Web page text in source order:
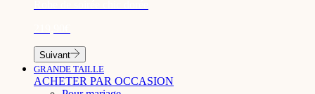
Suivant
GRANDE TAILLE
ACHETER PAR OCCASION